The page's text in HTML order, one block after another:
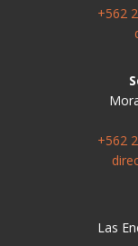
+562
+562
Las